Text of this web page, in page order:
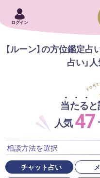
ログイン
【ルーン】の方位鑑定
占い」
当たる
人気47
相談方法を選択
チャット占い